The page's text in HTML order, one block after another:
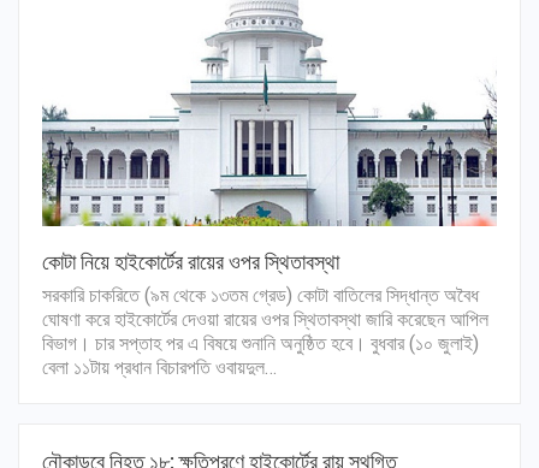
কোটা নিয়ে হাইকোর্টের রায়ের ওপর স্থিতাবস্থা
সরকারি চাকরিতে (৯ম থেকে ১৩তম গ্রেড) কোটা বাতিলের সিদ্ধান্ত অবৈধ
ঘোষণা করে হাইকোর্টের দেওয়া রায়ের ওপর স্থিতাবস্থা জারি করেছেন আপিল
বিভাগ। চার সপ্তাহ পর এ বিষয়ে শুনানি অনুষ্ঠিত হবে। বুধবার (১০ জুলাই)
বেলা ১১টায় প্রধান বিচারপতি ওবায়দুল…
নৌকাডুবে নিহত ১৮: ক্ষতিপূরণে হাইকোর্টের রায় স্থগিত